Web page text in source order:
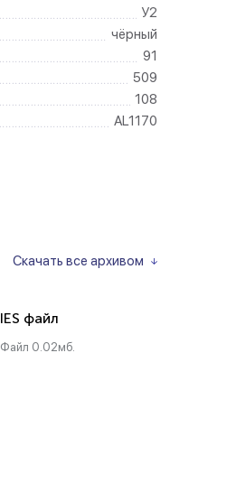
У2
чёрный
91
509
108
AL1170
Скачать все архивом
IES файл
Файл 0.02мб.